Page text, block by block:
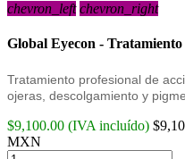
chevron_left chevron_right
Global Eyecon -
Tratamiento profesional de
ojeras, descolgamiento y
$9,100.00 (IVA incluído)
MXN